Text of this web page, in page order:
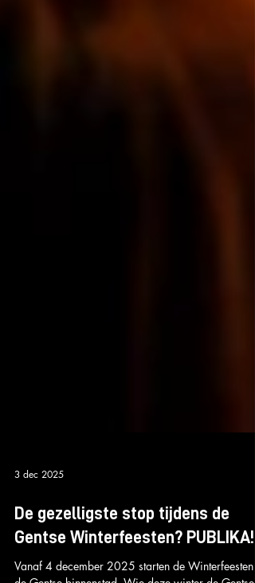
3 dec 2025
Gentse Winterfeesten? PUBLIKA!